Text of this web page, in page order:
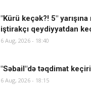
"Kürü keçək?! 5"
iştirakçı qeydiyyatdan
6 Aug, 2026 - 18:40
"Səbail"də təqdimat
6 Aug, 2026 - 18:15